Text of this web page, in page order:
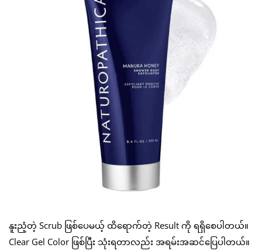
နူးညံ့တဲ့ Scrub ဖြစ်ပေမယ့် ထိရောက်တဲ့ Result ကို ရရှိစေပါတယ်။
Clear Gel Color ဖြစ်ပြီး သုံးရတာလည်း အရမ်းအဆင်ပြေပါတယ်။